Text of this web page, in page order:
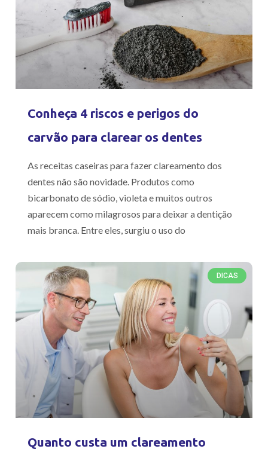
Conheça 4 riscos e perigos do
carvão para clarear os dentes
As receitas caseiras para fazer clareamento dos
dentes não são novidade. Produtos como
bicarbonato de sódio, violeta e muitos outros
aparecem como milagrosos para deixar a dentição
mais branca. Entre eles, surgiu o uso do
DICAS
Quanto custa um clareamento